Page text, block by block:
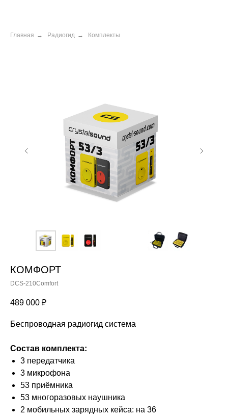
Главная → Радиогид → Комплекты
КОМФОРТ
DCS-210Comfort
489 000 ₽
Беспроводная радиогид система
Состав комплекта:
3 передатчика
3 микрофона
53 приёмника
53 многоразовых наушника
2 мобильных зарядных кейса: на 36